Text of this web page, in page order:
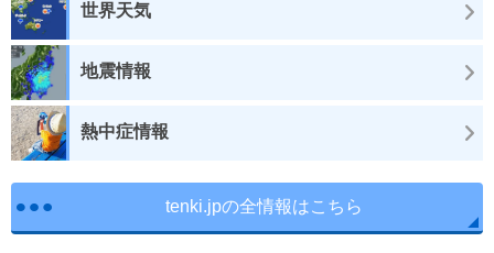
世界天気
地震情報
熱中症情報
tenki.jpの全情報はこちら